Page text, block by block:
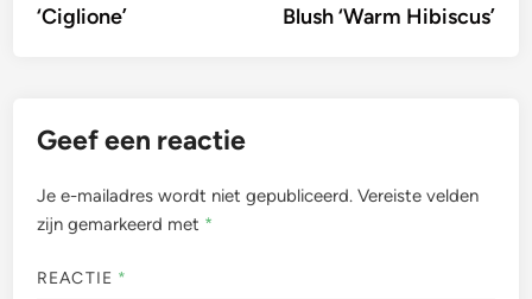
‘Ciglione’
Blush ‘Warm Hibiscus’
Geef een reactie
Je e-mailadres wordt niet gepubliceerd. Vereiste velden
zijn gemarkeerd met *
REACTIE *